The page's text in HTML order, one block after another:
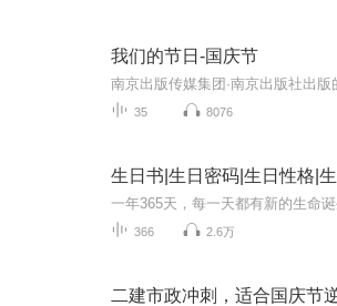
我们的节日-国庆节
35 8076
生日书|生日密码|生日性格|
366 2.6万
二建市政冲刺，适合国庆节